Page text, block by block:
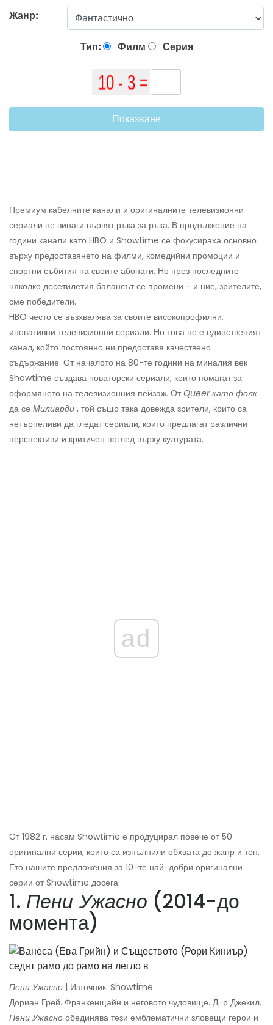
Жанр:
Тип: Филм Серия
Показване
Премиум кабелните канали и оригиналните телевизионни
сериали не винаги вървят ръка за ръка. В продължение на
години канали като HBO и Showtime се фокусираха основно
върху предоставянето на филми, комедийни промоции и
спортни събития на своите абонати. Но през последните
няколко десетилетия балансът се промени - и ние, зрителите,
сме победители.
HBO често се възхвалява за своите високопрофилни,
иновативни телевизионни сериали. Но това не е единственият
канал, който постоянно ни предоставя качествено
съдържание. От началото на 80-те години на миналия век
Showtime създава новаторски сериали, които помагат за
оформянето на телевизионния пейзаж. ОтQueer като фолк
да се Милиарди , той също така довежда зрители, които са
нетърпеливи да гледат сериали, които предлагат различни
перспективи и критичен поглед върху културата.
ad
От 1982 г. насам Showtime е продуцирал повече от 50
оригинални серии, които са изпълнили обхвата до жанр и тон.
Ето нашите предложения за 10-те най-добри оригинални
серии от Showtime досега.
1. Пени Ужасно (2014-до
момента)
Пени Ужасно | Източник: Showtime
Дориан Грей. Франкенщайн и неговото чудовище. Д-р Джекил.
Пени Ужасно обединява тези емблематични зловещи герои и